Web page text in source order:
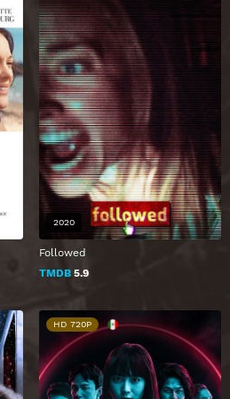
Followed
TMDB 5.9
2020
HD 720P